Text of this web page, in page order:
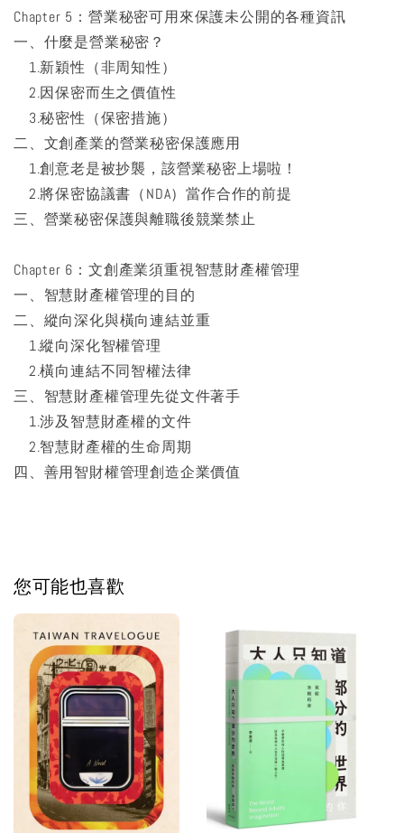
Chapter 5：營業秘密可用來保護未公開的各種資訊
一、什麼是營業秘密？
1.新穎性（非周知性）
2.因保密而生之價值性
3.秘密性（保密措施）
二、文創產業的營業秘密保護應用
1.創意老是被抄襲，該營業秘密上場啦！
2.將保密協議書（NDA）當作合作的前提
三、營業秘密保護與離職後競業禁止
Chapter 6：文創產業須重視智慧財產權管理
一、智慧財產權管理的目的
二、縱向深化與橫向連結並重
1.縱向深化智權管理
2.橫向連結不同智權法律
三、智慧財產權管理先從文件著手
1.涉及智慧財產權的文件
2.智慧財產權的生命周期
四、善用智財權管理創造企業價值
您可能也喜歡